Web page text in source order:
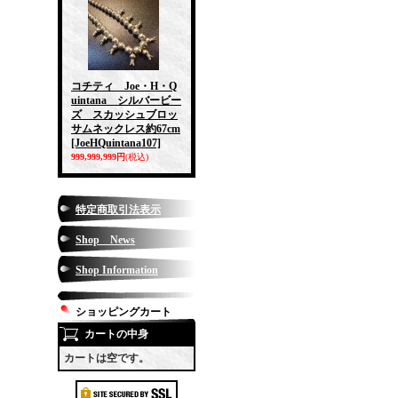
コチティ Joe・H・Q
uintana シルバービー
ズ スカッシュブロッ
サムネックレス約67cm
[JoeHQuintana107]
999,999,999円(税込)
特定商取引法表示
Shop News
Shop Information
ショッピングカート
カートの中身
カートは空です。